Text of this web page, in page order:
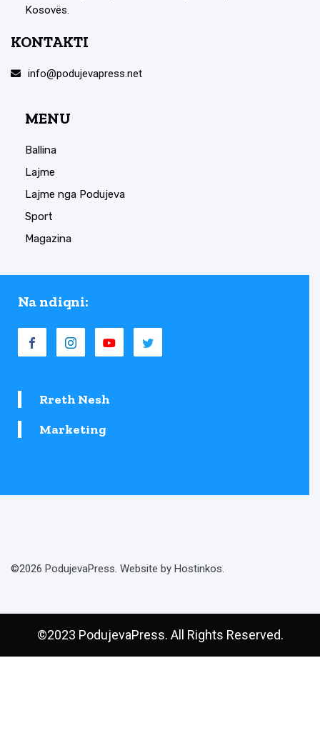
Kosovës.
KONTAKTI
info@podujevapress.net
MENU
Ballina
Lajme
Lajme nga Podujeva
Sport
Magazina
Na ndiqni:
Rreth Nesh
Marketing
©2026 PodujevaPress. Website by Hostinkos.
©2023 PodujevaPress. All Rights Reserved.